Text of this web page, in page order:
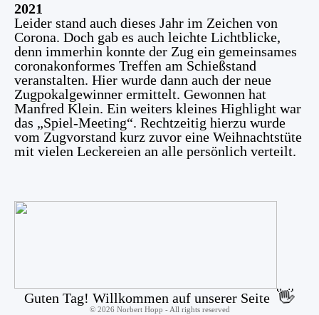
2021
Leider stand auch dieses Jahr im Zeichen von
Corona. Doch gab es auch leichte Lichtblicke,
denn immerhin konnte der Zug ein gemeinsames
coronakonformes Treffen am Schießstand
veranstalten. Hier wurde dann auch der neue
Zugpokalgewinner ermittelt. Gewonnen hat
Manfred Klein. Ein weiters kleines Highlight war
das „Spiel-Meeting“. Rechtzeitig hierzu wurde
vom Zugvorstand kurz zuvor eine Weihnachtstüte
mit vielen Leckereien an alle persönlich verteilt.
Guten Tag! Willkommen auf unserer Seite 👋
© 2026 Norbert Hopp - All rights reserved